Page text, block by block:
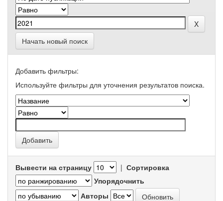
Начать новый поиск
Добавить фильтры:
Используйте фильтры для уточнения результатов поиска.
Вывести на страницу | Сортировка
Упорядочнить
Авторы